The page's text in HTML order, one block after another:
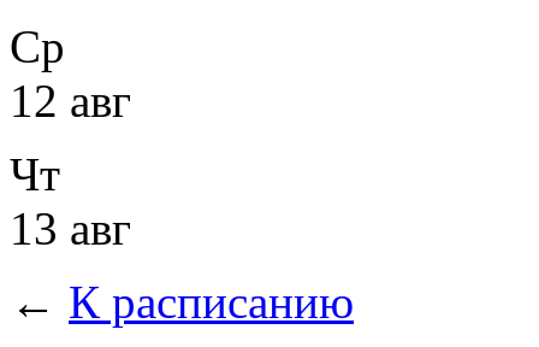
Ср
12 авг
Чт
13 авг
← К расписанию